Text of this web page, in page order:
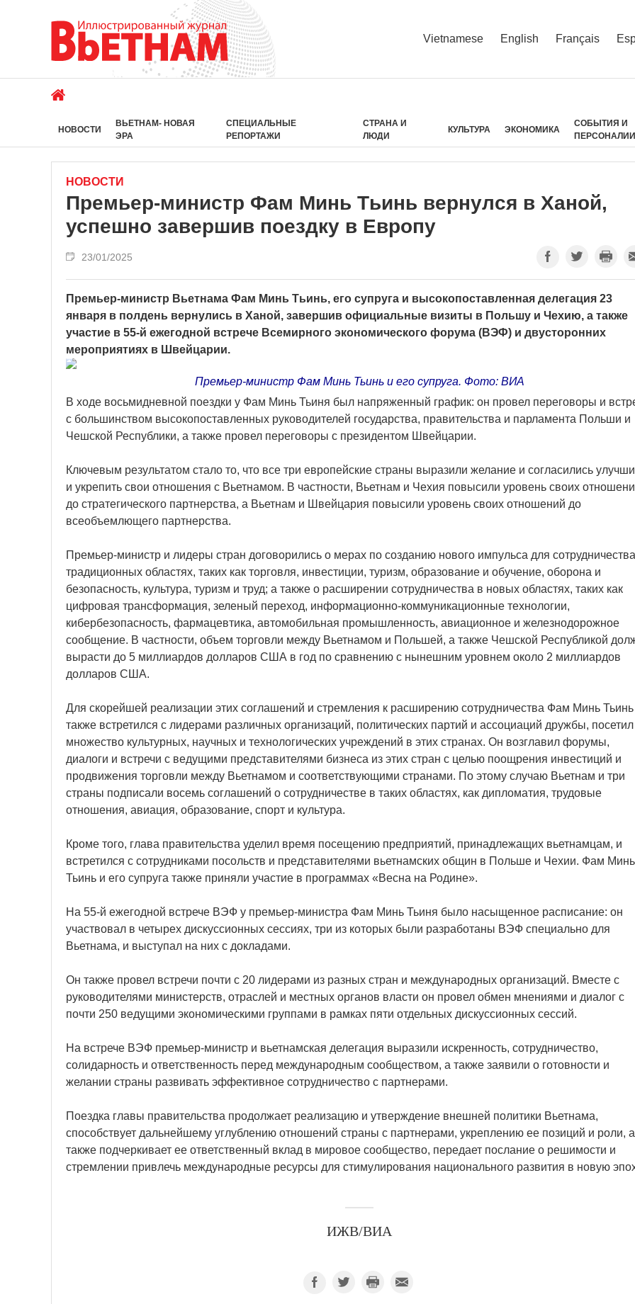
Vietnamese English Français
НОВОСТИ
ВЬЕТНАМ- НОВАЯ
ЭРА
СПЕЦИАЛЬНЫЕ
РЕПОРТАЖИ
СТРАНА И
ЛЮДИ
КУЛЬТУРА ЭКОНОМИКА
СОБЫТИЯ И
НОВОСТИ
Премьер-министр Фам Минь Тьинь вернулся в Ханой,
успешно завершив поездку в Европу
23/01/2025
Премьер-министр Вьетнама Фам Минь Тьинь, его супруга и высокопоставленная делегация 23
января в полдень вернулись в Ханой, завершив официальные визиты в Польшу и Чехию, а также
участие в 55-й ежегодной встрече Всемирного экономического форума (ВЭФ) и двусторонних
мероприятиях в Швейцарии.
Премьер-министр Фам Минь Тьинь и его супруга. Фото: ВИА
В ходе восьмидневной поездки у Фам Минь Тьиня был напряженный график: он провел переговоры и
с большинством высокопоставленных руководителей государства, правительства и парламента Польши и
Чешской Республики, а также провел переговоры с президентом Швейцарии.
Ключевым результатом стало то, что все три европейские страны выразили желание и согласились
и укрепить свои отношения с Вьетнамом. В частности, Вьетнам и Чехия повысили уровень своих
до стратегического партнерства, а Вьетнам и Швейцария повысили уровень своих отношений до
всеобъемлющего партнерства.
Премьер-министр и лидеры стран договорились о мерах по созданию нового импульса для
традиционных областях, таких как торговля, инвестиции, туризм, образование и обучение, оборона и
безопасность, культура, туризм и труд; а также о расширении сотрудничества в новых областях, таких как
цифровая трансформация, зеленый переход, информационно-коммуникационные технологии,
кибербезопасность, фармацевтика, автомобильная промышленность, авиационное и железнодорожное
сообщение. В частности, объем торговли между Вьетнамом и Польшей, а также Чешской Республикой
вырасти до 5 миллиардов долларов США в год по сравнению с нынешним уровнем около 2 миллиардов
долларов США.
Для скорейшей реализации этих соглашений и стремления к расширению сотрудничества Фам Минь Тьинь
также встретился с лидерами различных организаций, политических партий и ассоциаций дружбы, посетил
множество культурных, научных и технологических учреждений в этих странах. Он возглавил форумы,
диалоги и встречи с ведущими представителями бизнеса из этих стран с целью поощрения инвестиций и
продвижения торговли между Вьетнамом и соответствующими странами. По этому случаю Вьетнам и три
страны подписали восемь соглашений о сотрудничестве в таких областях, как дипломатия, трудовые
отношения, авиация, образование, спорт и культура.
Кроме того, глава правительства уделил время посещению предприятий, принадлежащих вьетнамцам, и
встретился с сотрудниками посольств и представителями вьетнамских общин в Польше и Чехии. Фам Минь
Тьинь и его супруга также приняли участие в программах «Весна на Родине».
На 55-й ежегодной встрече ВЭФ у премьер-министра Фам Минь Тьиня было насыщенное расписание: он
участвовал в четырех дискуссионных сессиях, три из которых были разработаны ВЭФ специально для
Вьетнама, и выступал на них с докладами.
Он также провел встречи почти с 20 лидерами из разных стран и международных организаций. Вместе с
руководителями министерств, отраслей и местных органов власти он провел обмен мнениями и диалог с
почти 250 ведущими экономическими группами в рамках пяти отдельных дискуссионных сессий.
На встрече ВЭФ премьер-министр и вьетнамская делегация выразили искренность, сотрудничество,
солидарность и ответственность перед международным сообществом, а также заявили о готовности и
желании страны развивать эффективное сотрудничество с партнерами.
Поездка главы правительства продолжает реализацию и утверждение внешней политики Вьетнама,
способствует дальнейшему углублению отношений страны с партнерами, укреплению ее позиций и роли, а
также подчеркивает ее ответственный вклад в мировое сообщество, передает послание о решимости и
стремлении привлечь международные ресурсы для стимулирования национального развития в новую
ИЖВ/ВИА